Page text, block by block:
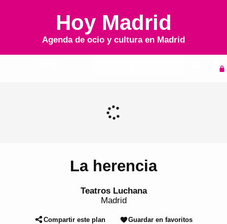
Hoy Madrid
Agenda de ocio y cultura en Madrid
La herencia
Teatros Luchana
Madrid
Compartir este plan Guardar en favoritos